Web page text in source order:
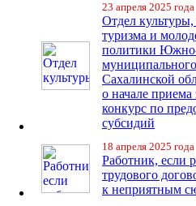
23 апреля 2025 года
Отдел культуры,
туризма и
политики
Сахалинской
о начале приема
конкурс по
субсидий
18 апреля 2025 года
Работник, если
трудового
к неприятным